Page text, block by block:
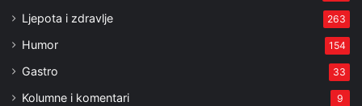
Ljepota i zdravlje 263
Humor 154
Gastro 33
Kolumne i komentari 9